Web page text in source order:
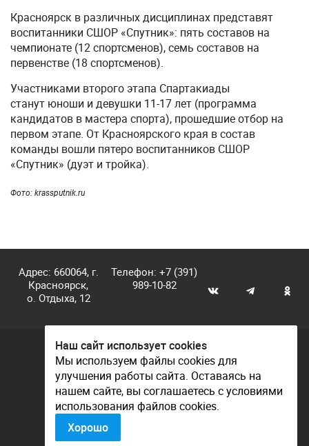
Красноярск в различных дисциплинах представят
воспитанники СШОР «Спутник»: пять составов на
чемпионате (12 спортсменов), семь составов на
первенстве (18 спортсменов).
Участниками второго этапа Спартакиады
станут юноши и девушки 11-17 лет (программа
кандидатов в мастера спорта), прошедшие отбор на
первом этапе. От Красноярского края в состав
команды вошли пятеро воспитанников СШОР
«Спутник» (дуэт и тройка).
Фото: krassputnik.ru
Адрес: 660064, г.
Красноярск,
о. Отдыха, 12
Телефон:+7 (391)
989-10-82
© КГАУ «Центр спортивной подготовки», 2026
Документы
Политика конфиденциальности
Контакты
Наш сайт использует cookies
Мы используем файлы cookies для
улучшения работы сайта. Оставаясь на
нашем сайте, вы соглашаетесь с условиями
использования файлов cookies.
Хорошо